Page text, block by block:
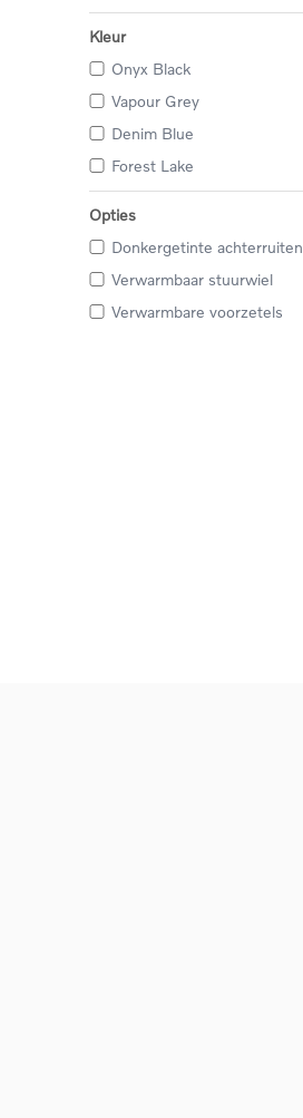
Kleur
Onyx Black
Vapour Grey
Denim Blue
Forest Lake
Opties
Donkergetinte achterruiten
Verwarmbaar stuurwiel
Verwarmbare voorzetels